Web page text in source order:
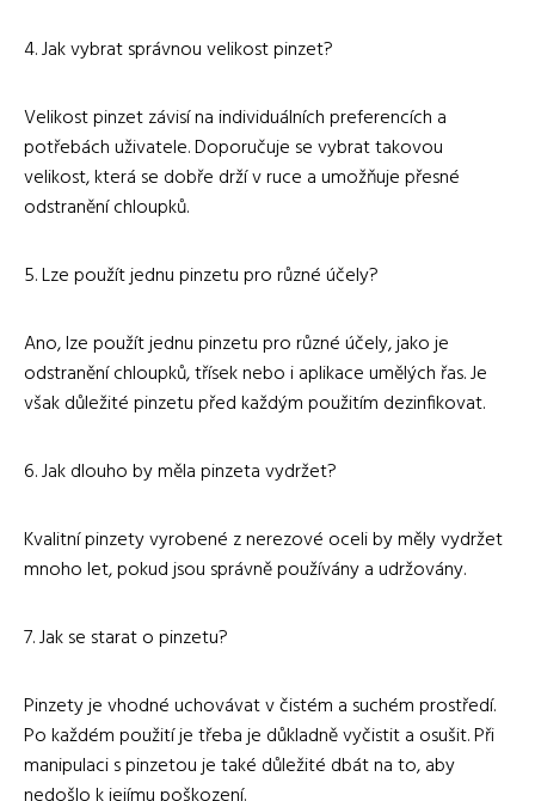
4. Jak vybrat správnou velikost pinzet?
Velikost pinzet závisí na individuálních preferencích a
potřebách uživatele. Doporučuje se vybrat takovou
velikost, která se dobře drží v ruce a umožňuje přesné
odstranění chloupků.
5. Lze použít jednu pinzetu pro různé účely?
Ano, lze použít jednu pinzetu pro různé účely, jako je
odstranění chloupků, třísek nebo i aplikace umělých řas. Je
však důležité pinzetu před každým použitím dezinfikovat.
6. Jak dlouho by měla pinzeta vydržet?
Kvalitní pinzety vyrobené z nerezové oceli by měly vydržet
mnoho let, pokud jsou správně používány a udržovány.
7. Jak se starat o pinzetu?
Pinzety je vhodné uchovávat v čistém a suchém prostředí.
Po každém použití je třeba je důkladně vyčistit a osušit. Při
manipulaci s pinzetou je také důležité dbát na to, aby